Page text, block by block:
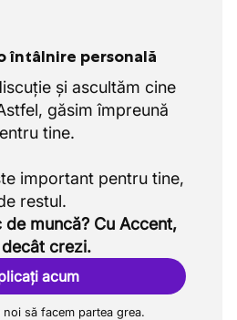
întâlnire personală
și ascultăm cine
găsim împreună
tine.
important pentru tine,
de muncă? Cu Accent,
crezi.
acum
să facem partea grea.